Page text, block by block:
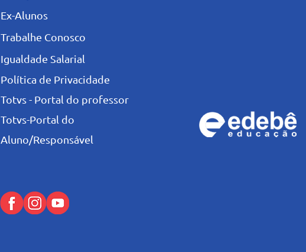
Ex-Alunos
Trabalhe Conosco
Igualdade Salarial
Política de Privacidade
Totvs - Portal do professor
Totvs-Portal do
Aluno/Responsável